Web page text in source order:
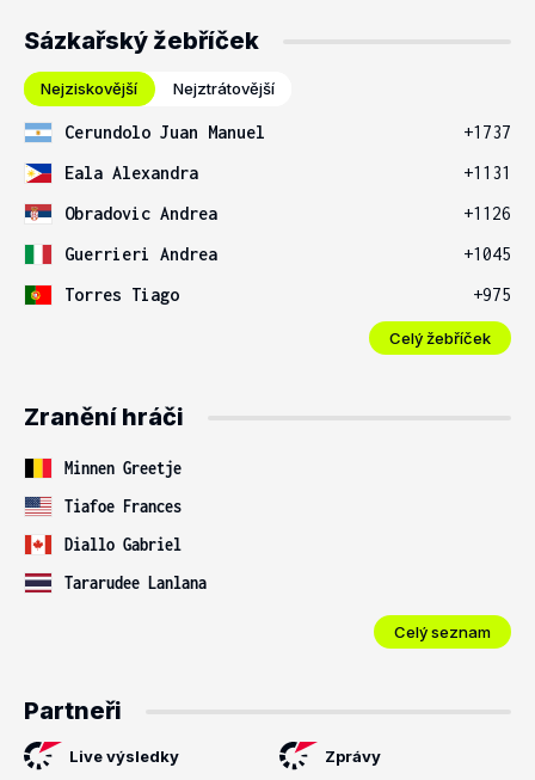
Sázkařský žebříček
Nejziskovější Nejztrátovější
Cerundolo Juan Manuel
+1737
Eala Alexandra
+1131
Obradovic Andrea
+1126
Guerrieri Andrea
+1045
Torres Tiago
+975
Celý žebříček
Zranění hráči
Minnen Greetje
Tiafoe Frances
Diallo Gabriel
Tararudee Lanlana
Celý seznam
Partneři
Live výsledky Zprávy